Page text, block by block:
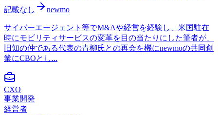
記載なし
newmo
サイバーエージェント等でM&Aや経営を経験し、米国駐在
時にモビリティサービスの変革を目の当たりにした筆者が、
旧知の仲である代表の青柳氏との再会を機にnewmoの共同創
業にCBOとし...
CXO
事業開発
経営者